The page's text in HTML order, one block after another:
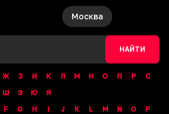
Москва
НАЙТИ
Ж З И К Л М Н О П Р
С
Ш Э Ю
Я
F G H I J K L M N O
P